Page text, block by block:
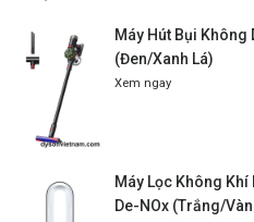
Máy Hút Bụi Không
(Đen/Xanh Lá)
Xem ngay
Máy Lọc Không
De-NOx (Trắng/